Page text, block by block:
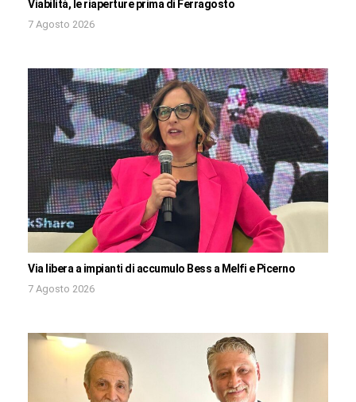
Viabilità, le riaperture prima di Ferragosto
7 Agosto 2026
Via libera a impianti di accumulo Bess a Melfi e Picerno
7 Agosto 2026